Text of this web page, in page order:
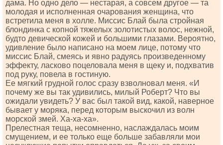
дама. Но одно дело — нестарая, а совсем другое — та
молодая и исполненная очарования женщина, что
встретила меня в холле. Миссис Блай была стройная
блондинка с копной тяжелых золотистых волос, нежной,
будто девической кожей и большими глазами. Вероятно,
удивление было написано на моем лице, потому что
миссис Блай, смеясь и явно радуясь произведенному
эффекту, ласково поцеловала меня в щеку и, подхватив
под руку, повела в гостиную.
Ее мягкий грудной голос сразу взволновал меня. «И
почему же вы так удивились, милый Роберт? Что вы
ожидали увидеть? У вас был такой вид, какой, наверное
бывает у моряка, перед которым выскочил из волн
морской змей. Ха-ха-ха».
Прелестная теща, несомненно, наслаждалась моим
смущением, и ее только еще больше забавляли мои